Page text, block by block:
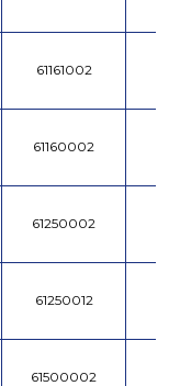
61161002
61160002
61250002
61250012
61500002